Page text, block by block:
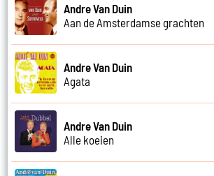
Andre Van Duin
Aan de Amsterdamse grachten
Andre Van Duin
Agata
Andre Van Duin
Alle koeien